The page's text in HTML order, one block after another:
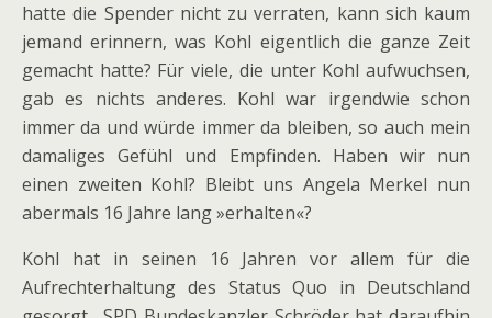
hatte die Spender nicht zu verraten, kann sich kaum
jemand erinnern, was Kohl eigentlich die ganze Zeit
gemacht hatte? Für viele, die unter Kohl aufwuchsen,
gab es nichts anderes. Kohl war irgendwie schon
immer da und würde immer da bleiben, so auch mein
damaliges Gefühl und Empfinden. Haben wir nun
einen zweiten Kohl? Bleibt uns Angela Merkel nun
abermals 16 Jahre lang »erhalten«?
Kohl hat in seinen 16 Jahren vor allem für die
Aufrechterhaltung des Status Quo in Deutschland